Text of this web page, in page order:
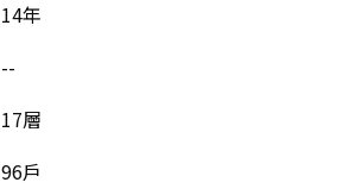
14年
--
17層
96戶